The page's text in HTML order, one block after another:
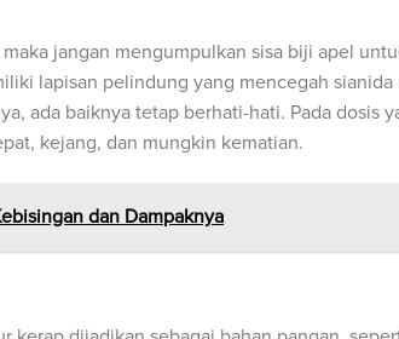
jangan mengumpulkan sisa biji apel
lapisan pelindung yang mencegah sianida
ada baiknya tetap berhati-hati. Pada dosis
kejang, dan mungkin kematian.
dan Dampaknya